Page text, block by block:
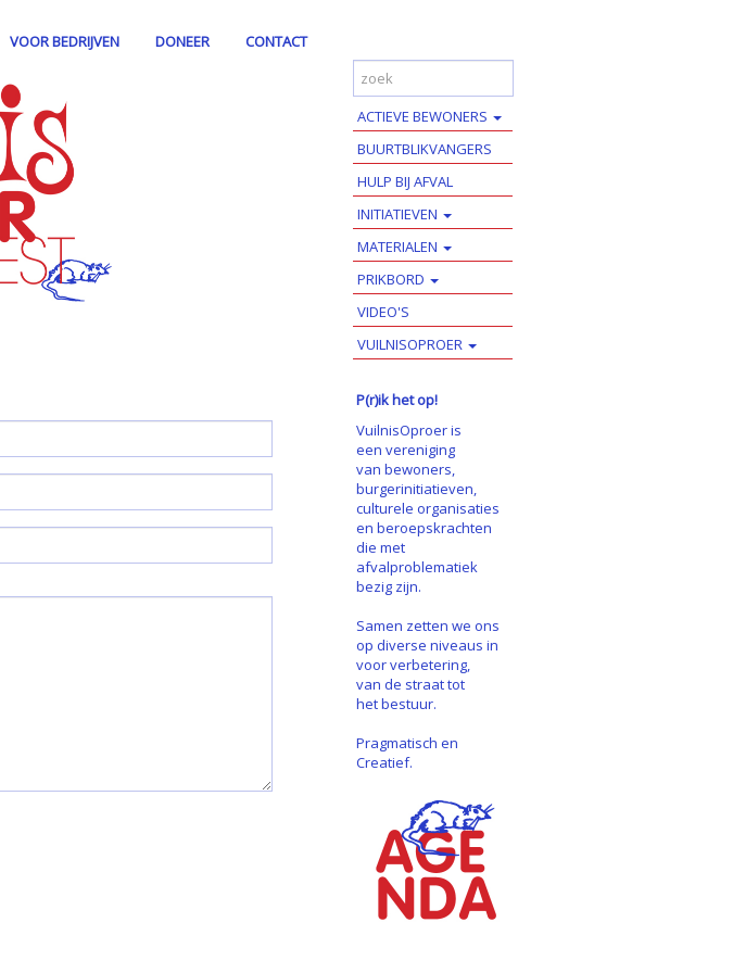
VOOR BEDRIJVEN DONEER CONTACT
ACTIEVE BEWONERS
BUURTBLIKVANGERS
HULP BIJ AFVAL
INITIATIEVEN
MATERIALEN
PRIKBORD
VIDEO'S
VUILNISOPROER
P(r)ik het op!
VuilnisOproer is
een vereniging
van bewoners,
burgerinitiatieven,
culturele organisaties
en beroepskrachten
die met
afvalproblematiek
bezig zijn.
Samen zetten we ons
op diverse niveaus in
voor verbetering,
van de straat tot
het bestuur.
Pragmatisch en
Creatief.